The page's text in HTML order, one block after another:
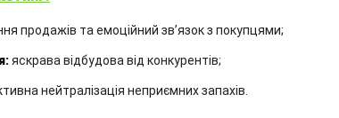
продажів та емоційний звʼязок з покупцями;
яскрава відбудова від конкурентів;
нейтралізація неприємних запахів.